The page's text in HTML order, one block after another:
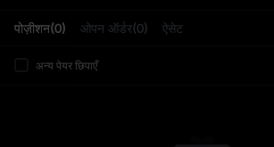
पोज़ीशन(0) ओपन ऑर्डर(0) ऐसेट
अन्य पेयर छिपाएँ